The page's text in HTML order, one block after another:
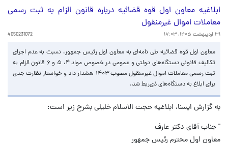
ابلاغیه معاون اول قوه قضائیه درباره قانون الزام به ثبت رسمی
معاملات اموال غیرمنقول
۳۱ اردیبهشت ۱۴۰۵، ۱۷:۰۳ 4050231072
معاون اول قوه قضائیه طی نامه‌ای به معاون اول رئیس جمهور، نسبت به عدم اجرای
تکالیف قانونی دستگاه‌های دولتی و عمومی در خصوص مواد ۴، ۵ و ۶ قانون الزام به
ثبت رسمی معاملات اموال غیرمنقول مصوب ۱۴۰۳ هشدار داد و خواستار نظارت جدی
برای ابلاغ به دستگاه‌های ذی‌ربط شد.
به گزارش ایسنا، ابلاغیه حجت الاسلام خلیلی بشرح زیر است:
" جناب آقای دکتر عارف
معاون اول محترم رئیس جمهور